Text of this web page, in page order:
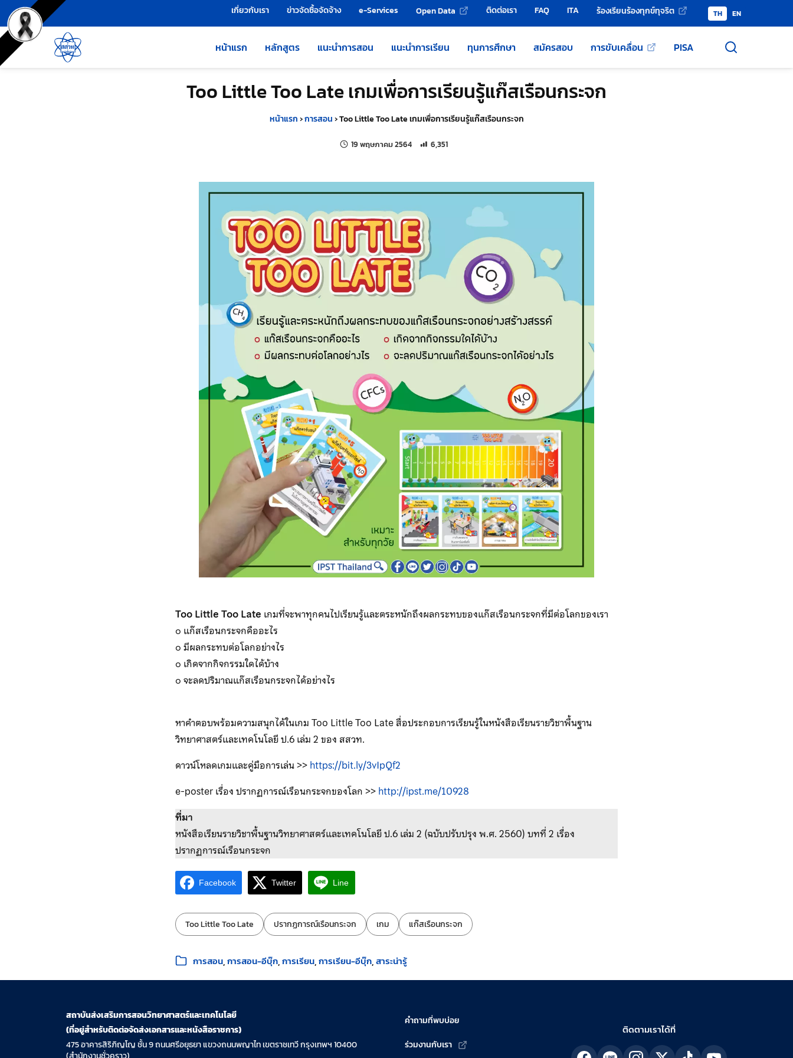
ข้ามไปยังเนื้อหาหลัก
เครื่องมือช่วยเหลือ เกี่ยวกับเรา ข่าวจัดซื้อจัดจ้าง e-Services Open Data ติดต่อเรา FAQ ITA ร้องเรียนร้องทุกข์ทุจริต TH EN
หน้าแรก หลักสูตร แนะนำการสอน แนะนำการเรียน ทุนการศึกษา สมัครสอบ การขับเคลื่อน PISA
Too Little Too Late เกมเพื่อการเรียนรู้แก๊สเรือนกระจก
หน้าแรก›การสอน›Too Little Too Late เกมเพื่อการเรียนรู้แก๊สเรือนกระจก
19 พฤษภาคม 2564 แก้ไขล่าสุดเมื่อ:
จำนวนการเข้าชม 6,351 ครั้ง
6,351
Too Little Too Late เกมที่จะพาทุกคนไปเรียนรู้และตระหนักถึงผลกระทบของแก๊สเรือนกระจกที่มีต่อโลกของเรา
๐ แก๊สเรือนกระจกคืออะไร
๐ มีผลกระทบต่อโลกอย่างไร
๐ เกิดจากกิจกรรมใดได้บ้าง
๐ จะลดปริมาณแก๊สเรือนกระจกได้อย่างไร
หาคำตอบพร้อมความสนุกได้ในเกม Too Little Too Late สื่อประกอบการเรียนรู้ในหนังสือเรียนรายวิชาพื้นฐาน
วิทยาศาสตร์และเทคโนโลยี ป.6 เล่ม 2 ของ สสวท.
ดาวน์โหลดเกมและคู่มือการเล่น >>https://bit.ly/3vIpQf2
e-poster เรื่อง ปรากฏการณ์เรือนกระจกของโลก >>http://ipst.me/10928
ที่มา
หนังสือเรียนรายวิชาพื้นฐานวิทยาศาสตร์และเทคโนโลยี ป.6 เล่ม 2 (ฉบับปรับปรุง พ.ศ. 2560) บทที่ 2 เรื่อง
ปรากฏการณ์เรือนกระจก
Facebook Twitter Line
ป้ายกำกับ:
Too Little Too Late ปรากฏการณ์เรือนกระจก เกม แก๊สเรือนกระจก
หมวดหมู่:
การสอน การสอน-อีบุ๊ก การเรียน การเรียน-อีบุ๊ก สาระน่ารู้
สถาบันส่งเสริมการสอนวิทยาศาสตร์และเทคโนโลยี
(ที่อยู่สำหรับติดต่อจัดส่งเอกสารและหนังสือราชการ)
475 อาคารสิริภิญโญ ชั้น 9 ถนนศรีอยุธยา แขวงถนนพญาไท เขตราชเทวี กรุงเทพฯ 10400
คำถามที่พบบ่อย
ร่วมงานกับเรา
ติดตามเราได้ที่